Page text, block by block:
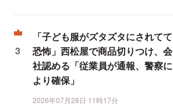
「子ども服がズタズタにされてて
恐怖」西松屋で商品切りつけ、会
社認める「従業員が通報、警察に
より確保」
2026年07月28日 11時17分